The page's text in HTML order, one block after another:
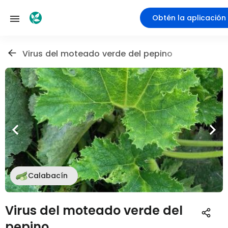
Obtén la aplicación
Virus del moteado verde del pepino
Calabacín
Virus del moteado verde del